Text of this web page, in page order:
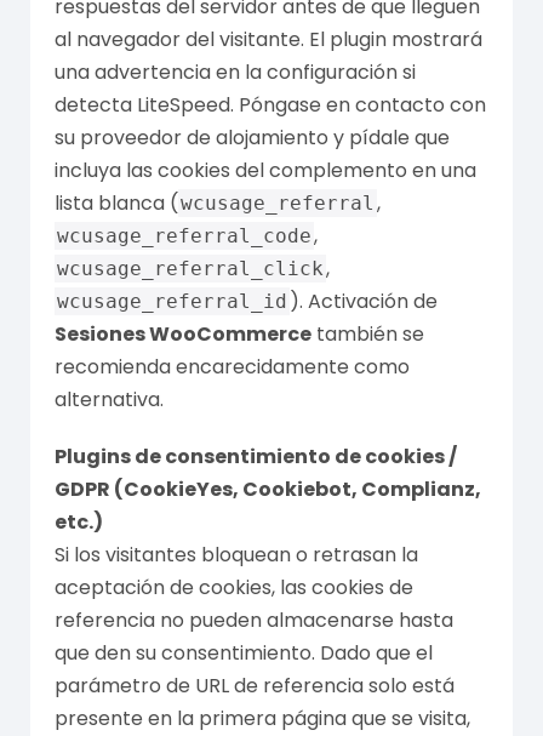
respuestas del servidor antes de que lleguen
al navegador del visitante. El plugin mostrará
una advertencia en la configuración si
detecta LiteSpeed. Póngase en contacto con
su proveedor de alojamiento y pídale que
incluya las cookies del complemento en una
lista blanca (wcusage_referral ,
wcusage_referral_code,
wcusage_referral_click,
wcusage_referral_id ). Activación de
Sesiones WooCommerce también se
recomienda encarecidamente como
alternativa.
Plugins de consentimiento de cookies /
GDPR (CookieYes, Cookiebot, Complianz,
etc.)
Si los visitantes bloquean o retrasan la
aceptación de cookies, las cookies de
referencia no pueden almacenarse hasta
que den su consentimiento. Dado que el
parámetro de URL de referencia solo está
presente en la primera página que se visita,